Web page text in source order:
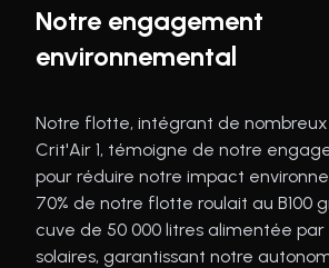
Notre engagement
environnemental
Notre flotte, intégrant de
Crit'Air 1, témoigne de notre
pour réduire notre impact
70% de notre flotte roulait au B100
cuve de 50 000 litres alimentée
solaires, garantissant notre